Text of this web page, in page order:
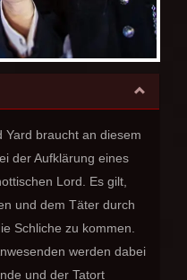
Yard braucht an diesem
der Aufklärung eines
Lord. Es gilt,
und dem Täter durch
Schliche zu kommen.
werden dabei
und der Tatort